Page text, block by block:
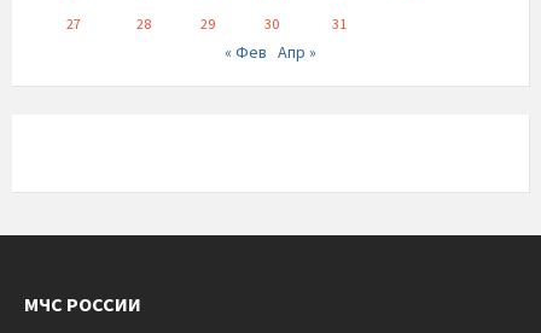
27
28 29 30 31
« Фев Апр »
МЧС РОССИИ